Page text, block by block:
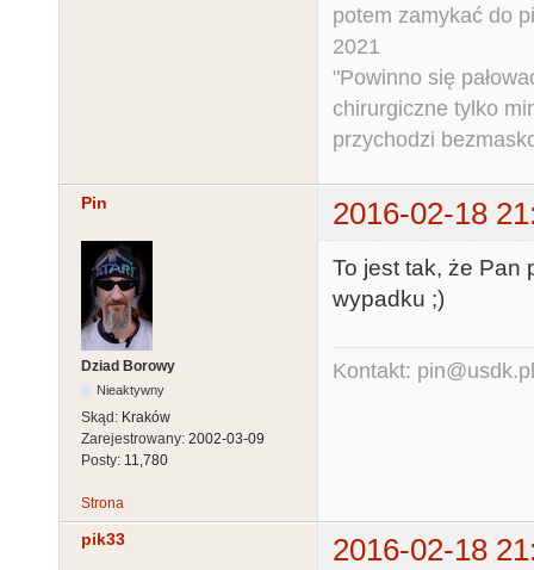
potem zamykać do
2021
"Powinno się
chirurgiczne tylko
przychodzi
Pin 2016-02-18
Dziad Borowy
Nieaktywny
Skąd: Kraków
Zarejestrowany: 2002-03-09
Posty: 11,780
To jest tak, że Pan
wypadku ;)
Kontakt: pin@usdk.pl
Strona
pik33 2016-02-18